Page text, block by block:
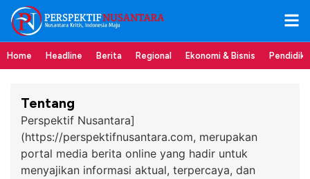
Home Headline Berita Regional Ekonomi & Bisnis
Tentang
Perspektif Nusantara]
(https://perspektifnusantara.com, merupakan
portal media berita online yang hadir untuk
menyajikan informasi aktual, terpercaya, dan